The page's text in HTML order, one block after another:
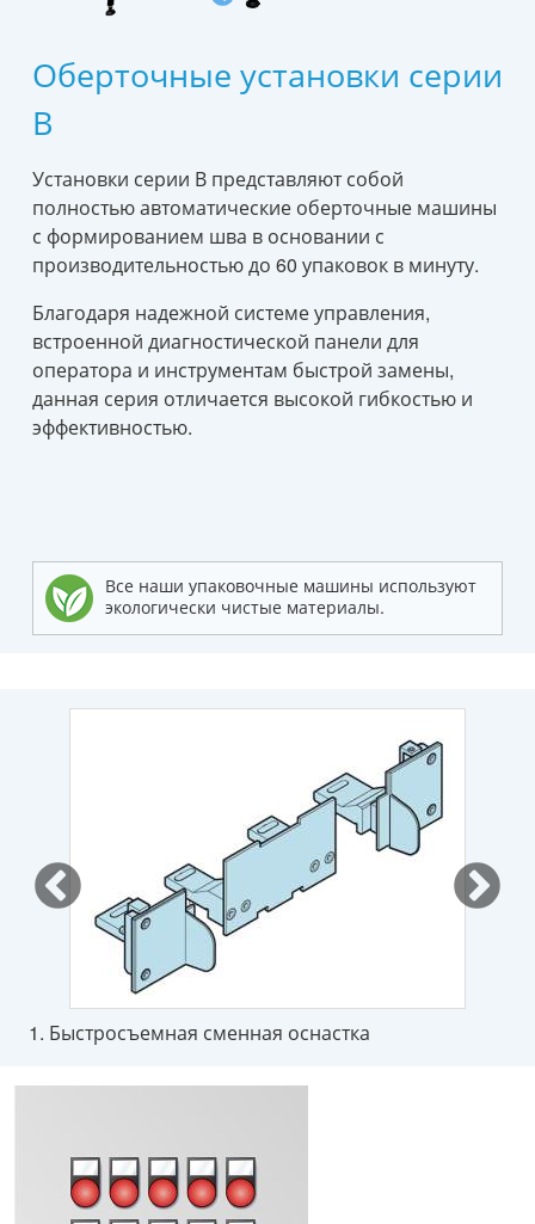
Оберточные установки серии
В
Установки серии В представляют собой
полностью автоматические оберточные машины
с формированием шва в основании с
производительностью до 60 упаковок в минуту.
Благодаря надежной системе управления,
встроенной диагностической панели для
оператора и инструментам быстрой замены,
данная серия отличается высокой гибкостью и
эффективностью.
Все наши упаковочные машины используют
экологически чистые материалы.
1. Быстросъемная сменная оснастка